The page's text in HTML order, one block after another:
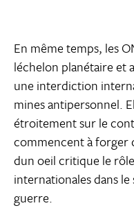
En même temps, les
léchelon planétaire
une interdiction
mines antipersonnel.
étroitement sur le
commencent à forger
dun oeil critique le
internationales dans
guerre.